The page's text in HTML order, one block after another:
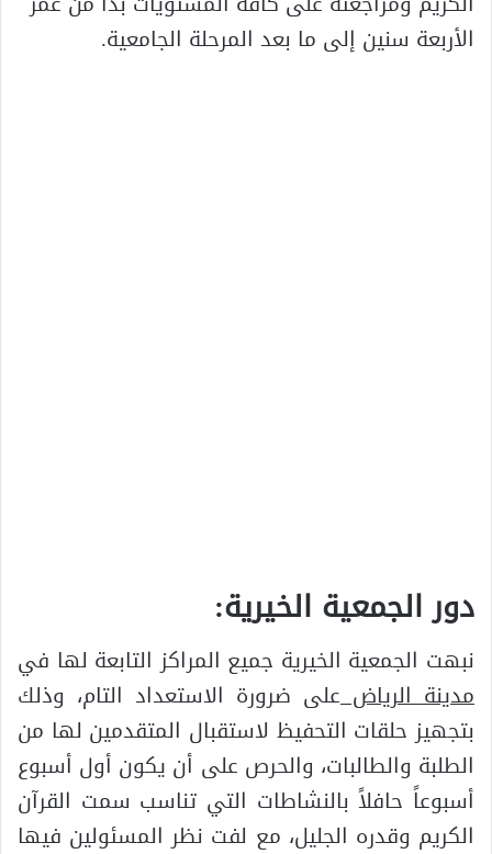
الأربعة سنين إلى ما بعد المرحلة الجامعية.
دور الجمعية الخيرية:
نبهت الجمعية الخيرية جميع المراكز التابعة لها في
مدينة الرياضعلى ضرورة الاستعداد التام، وذلك
بتجهيز حلقات التحفيظ لاستقبال المتقدمين لها من
الطلبة والطالبات، والحرص على أن يكون أول أسبوع
أسبوعاً حافلاً بالنشاطات التي تناسب سمت القرآن
الكريم وقدره الجليل، مع لفت نظر المسئولين فيها